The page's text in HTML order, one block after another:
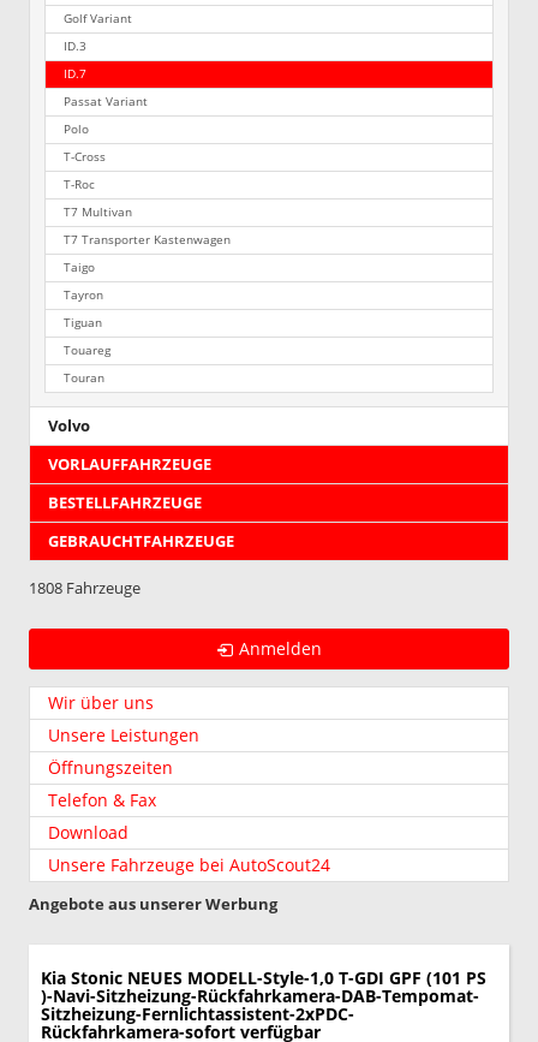
Golf Variant
ID.3
ID.7
Passat Variant
Polo
T-Cross
T-Roc
T7 Multivan
T7 Transporter Kastenwagen
Taigo
Tayron
Tiguan
Touareg
Touran
Volvo
VORLAUFFAHRZEUGE
BESTELLFAHRZEUGE
GEBRAUCHTFAHRZEUGE
1808 Fahrzeuge
Anmelden
Wir über uns
Unsere Leistungen
Öffnungszeiten
Telefon & Fax
Download
Unsere Fahrzeuge bei AutoScout24
Angebote aus unserer Werbung
Kia Stonic NEUES MODELL-Style-1,0 T-GDI GPF (101 PS
)-Navi-Sitzheizung-Rückfahrkamera-DAB-Tempomat-
Sitzheizung-Fernlichtassistent-2xPDC-
Rückfahrkamera-sofort verfügbar